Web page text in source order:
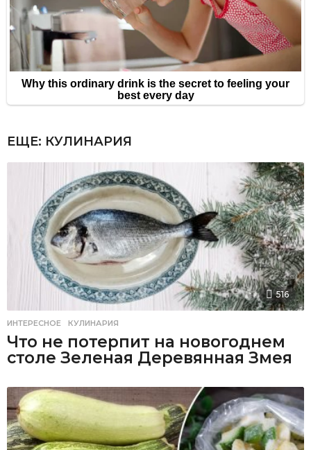
ЕЩЕ: КУЛИНАРИЯ
516
ИНТЕРЕСНОЕ ,КУЛИНАРИЯ
Что не потерпит на новогоднем
столе Зеленая Деревянная Змея